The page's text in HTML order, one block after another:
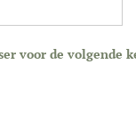
voor de volgende